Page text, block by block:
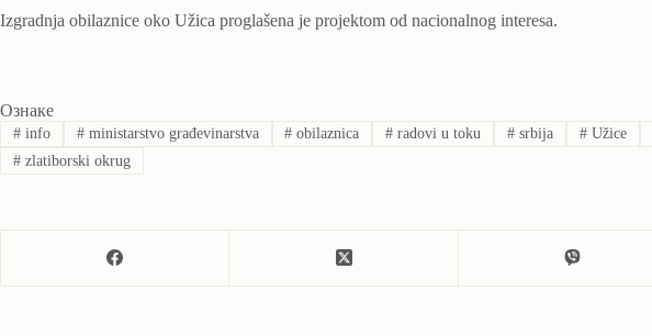
Izgradnja obilaznice oko Užica proglašena je projektom od nacionalnog interesa.
Ознаке
#info #ministarstvo građevinarstva # obilaznica # radovi u toku # srbija #Užice
#zlatiborski okrug